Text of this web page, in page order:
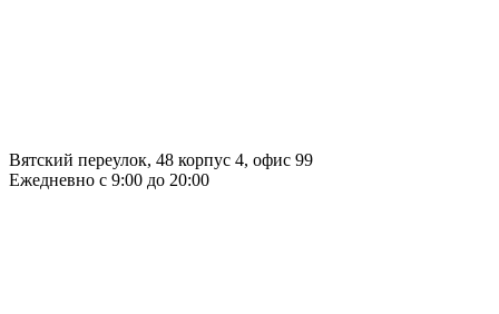
Вятский переулок, 48 корпус 4, офис 99
Ежедневно с 9:00 до 20:00